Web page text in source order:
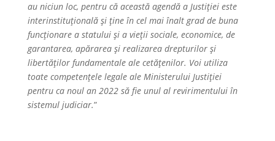
au niciun loc, pentru că această agendă a Justiției este
interinstituțională şi ține în cel mai înalt grad de buna
funcționare a statului şi a vieții sociale, economice, de
garantarea, apărarea şi realizarea drepturilor şi
libertăților fundamentale ale cetățenilor. Voi utiliza
toate competențele legale ale Ministerului Justiției
pentru ca noul an 2022 să fie unul al revirimentului în
sistemul judiciar.”